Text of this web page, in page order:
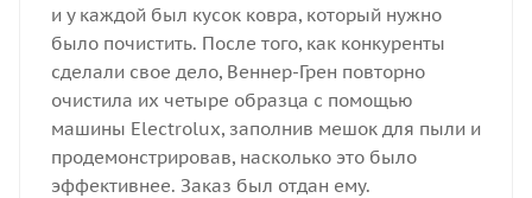
и у каждой был кусок ковра, который нужно
было почистить. После того, как конкуренты
сделали свое дело, Веннер-Грен повторно
очистила их четыре образца с помощью
машины Electrolux, заполнив мешок для пыли и
продемонстрировав, насколько это было
эффективнее. Заказ был отдан ему.